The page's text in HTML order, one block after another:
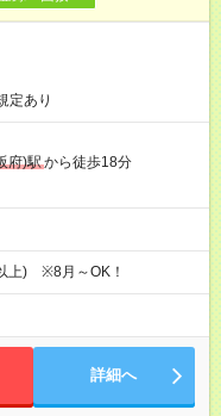
定あり
府)駅から徒歩18分
上) ※8月～OK！
詳細へ